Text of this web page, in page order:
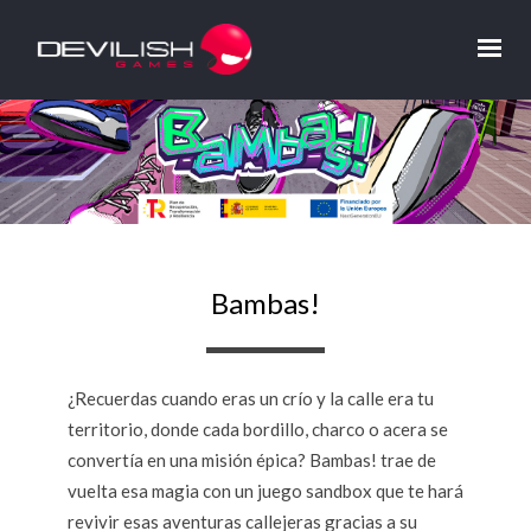
Bambas!
¿Recuerdas cuando eras un crío y la calle era tu
territorio, donde cada bordillo, charco o acera se
convertía en una misión épica? Bambas! trae de
vuelta esa magia con un juego sandbox que te hará
revivir esas aventuras callejeras gracias a su